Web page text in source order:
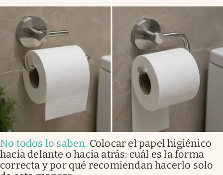
No todos lo saben. Colocar el papel higiénico
hacia delante o hacia atrás: cuál es la forma
correcta y por qué recomiendan hacerlo solo